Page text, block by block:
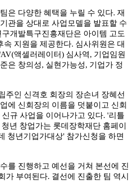
은 다양한 혜택을 누릴 수 있다. 재
관을 상대로 사업모델을 발표할 수
개발특구진흥재단은 아이템 고도
속 지원을 제공한다. 심사위원은 대
액셀러레이터) 심사역, 기업임원
은 창의성, 실현가능성, 기업가 정
주인 신격호 회장의 장손녀 장혜선
에 신회장의 이름을 덧붙이고 신회
규 사업을 이어나가고 있다. '리틀
년 창업가는 롯데장학재단 홈페이
청년기업가대상' 참가신청을 하면
를 진행하고 예선을 거쳐 본선에 진
가 부여된다. 결선에 진출한 팀 역시